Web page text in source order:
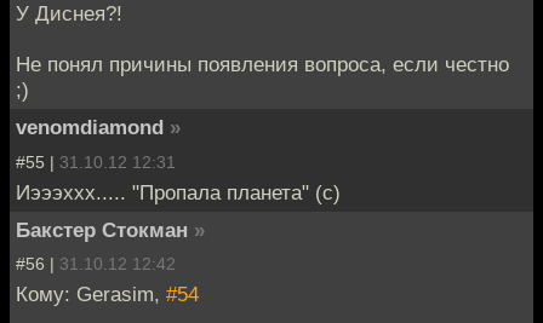
У Диснея?!
Не понял причины появления вопроса, если честно
;)
venomdiamond »
#55 | 31.10.12 12:31
Иэээххх..... "Пропала планета" (с)
Бакстер Стокман »
#56 | 31.10.12 12:42
Кому: Gerasim, #54